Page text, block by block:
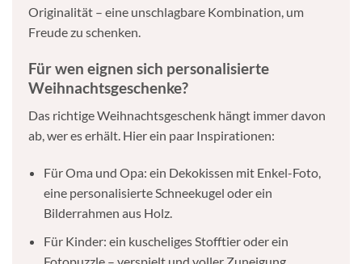
Originalität – eine unschlagbare Kombination, um
Freude zu schenken.
Für wen eignen sich personalisierte
Weihnachtsgeschenke?
Das richtige Weihnachtsgeschenk hängt immer davon
ab, wer es erhält. Hier ein paar Inspirationen:
Für Oma und Opa: ein Dekokissen mit Enkel-Foto,
eine personalisierte Schneekugel oder ein
Bilderrahmen aus Holz.
Für Kinder: ein kuscheliges Stofftier oder ein